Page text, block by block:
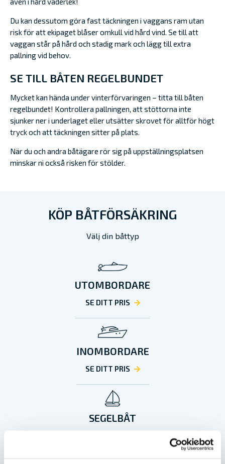
Du kan dessutom göra fast täckningen i vaggans ram utan
risk för att ekipaget blåser omkull vid hård vind. Se till att
vaggan står på hård och stadig mark och lägg till extra
pallning vid behov.
SE TILL BÅTEN REGELBUNDET
Mycket kan hända under vinterförvaringen – titta till båten
regelbundet! Kontrollera pallningen, att stöttorna inte
sjunker ner i underlaget eller utsätter skrovet för alltför högt
tryck och att täckningen sitter på plats.
När du och andra båtägare rör sig på uppställningsplatsen
minskar ni också risken för stölder.
KÖP BÅTFÖRSÄKRING
Välj din båttyp
UTOMBORDARE
SE DITT PRIS
INOMBORDARE
SE DITT PRIS
SEGELBÅT